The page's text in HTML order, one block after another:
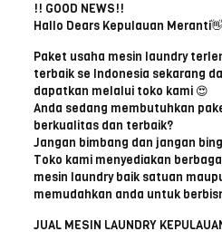
!! GOOD NEWS!!
Hallo Dears Kepulauan Meranti👋
Paket usaha mesin laundry
terbaik se Indonesia sekarang
dapatkan melalui toko kami 😍
Anda sedang membutuhkan
berkualitas dan terbaik?
Jangan bimbang dan jangan
Toko kami menyediakan
mesin laundry baik satuan
memudahkan anda untuk
JUAL MESIN LAUNDRY